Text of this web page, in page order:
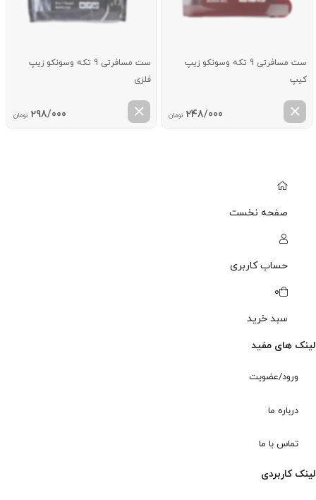
ست مسافرتی 9 تکه وسونکو زیپ
کیپ
248/000 تومان
ست مسافرتی 9 تکه وسونکو زیپ
فلزی
298/000 تومان
صفحه نخست
حساب کاربری
0
سبد خرید
لینک های مفید
ورود/عضویت
درباره ما
تماس با ما
لینک کاربردی